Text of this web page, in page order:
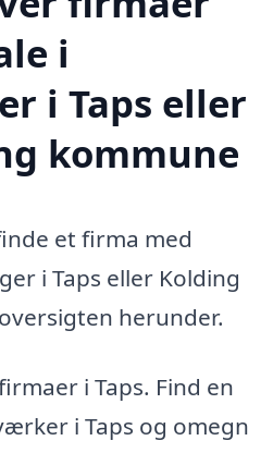
i
i Taps eller
kommune
et firma med
i Taps eller Kolding
herunder.
i Taps. Find en
i Taps og omegn